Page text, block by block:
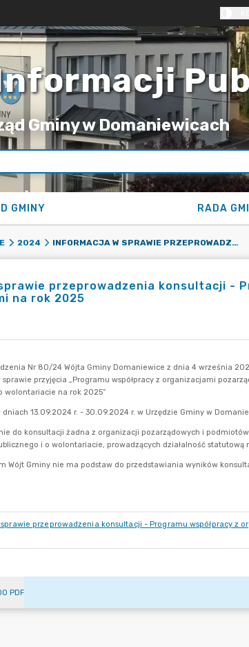
Gminy w Domaniewicach
GMINY RADA
2024 INFORMACJA W SPRAWIE PRZEPROWADZENIA KONSULTACJI - PROGRAMU WSPÓŁPRACY Z ORGANIZACJAMI POZARZĄDOWYMI NA ROK 2025
przeprowadzenia konsultacji -
na rok 2025
przeprowadzenia konsultacji - Programu współpracy z
PDF